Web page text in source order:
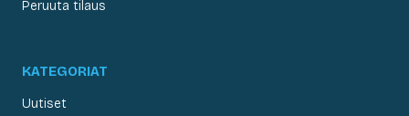
Peruuta tilaus
KATEGORIAT
Uutiset